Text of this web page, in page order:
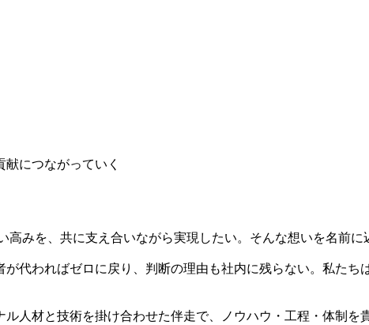
につながっていく
みを、共に支え合いながら実現したい。そんな想いを名前に
代わればゼロに戻り、判断の理由も社内に残らない。私たち
人材と技術を掛け合わせた伴走で、ノウハウ・工程・体制を